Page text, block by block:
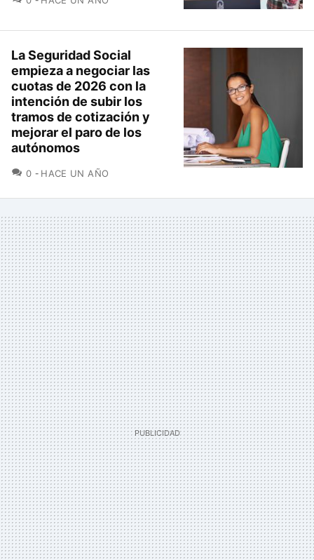
La Seguridad Social
empieza a negociar las
cuotas de 2026 con la
intención de subir los
tramos de cotización y
mejorar el paro de los
autónomos
0 COMENTARIOS
HACE UN AÑO